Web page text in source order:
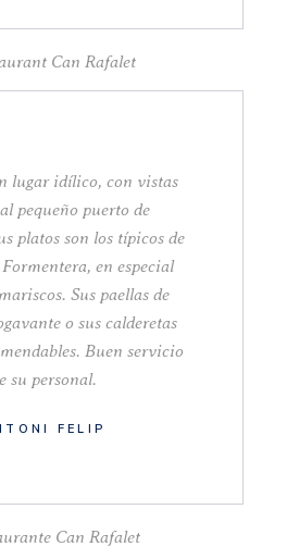
lugar idílico, con vistas
pequeño puerto de
platos son los típicos de
en especial
Sus paellas de
o sus calderetas
Buen servicio
su personal.
FELIP